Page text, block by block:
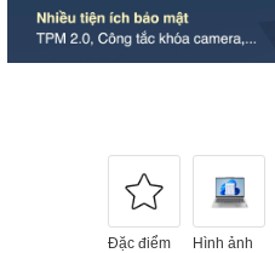
Đặc điểm
Hình ảnh